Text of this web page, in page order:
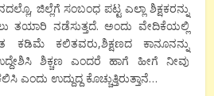
ಜಿಲ್ಲೆಗೆ ಸಂಬಂಧ ಪಟ್ಟ ಎಲ್ಲಾ ಶಿಕ್ಷಕರನ್ನು
ತಯಾರಿ ನಡೆಸುತ್ತದೆ. ಅಂದು ವೇದಿಕೆಯಲ್ಲಿ
ಕಡಿಮೆ ಕಲಿತವರು,ಶಿಕ್ಷಣದ ಕಾನೂನನ್ನು
ಶಿಕ್ಚಣ ಎಂದರೆ ಹಾಗೆ ಹೀಗೆ ನೀವು
ಉದ್ದುದ್ದ ಕೊಚ್ಚುತ್ತಿರುತ್ತಾನೆ…